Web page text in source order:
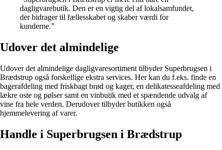
dagligvarebutik. Den er en vigtig del af lokalsamfundet,
der bidrager til fællesskabet og skaber værdi for
kunderne.”
Udover det almindelige
Udover det almindelige dagligvaresortiment tilbyder Superbrugsen i
Brædstrup også forskellige ekstra services. Her kan du f.eks. finde en
bagerafdeling med friskbagt brød og kager, en delikatesseafdeling med
lækre oste og pølser samt en vinbutik med et spændende udvalg af
vine fra hele verden. Derudover tilbyder butikken også
hjemmelevering af varer.
Handle i Superbrugsen i Brædstrup